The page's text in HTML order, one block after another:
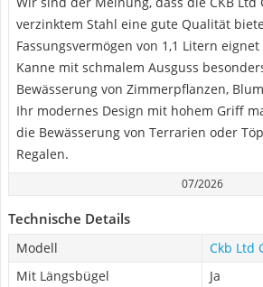
verzinktem Stahl eine gute Qualität
Fassungsvermögen von 1,1 Litern
Kanne mit schmalem Ausguss
Bewässerung von Zimmerpflanzen,
Ihr modernes Design mit hohem Griff
die Bewässerung von Terrarien oder
Regalen.
07/2026
Technische Details
Modell
Ckb Ltd
Mit Längsbügel
Ja